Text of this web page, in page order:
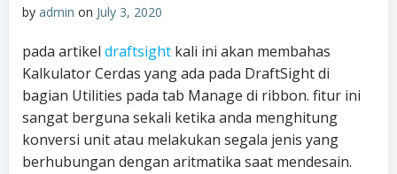
by admin on July 3, 2020
pada artikel draftsight kali ini akan membahas
Kalkulator Cerdas yang ada pada DraftSight di
bagian Utilities pada tab Manage di ribbon. fitur ini
sangat berguna sekali ketika anda menghitung
konversi unit atau melakukan segala jenis yang
berhubungan dengan aritmatika saat mendesain.